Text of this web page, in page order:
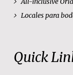
Locales para
Quick